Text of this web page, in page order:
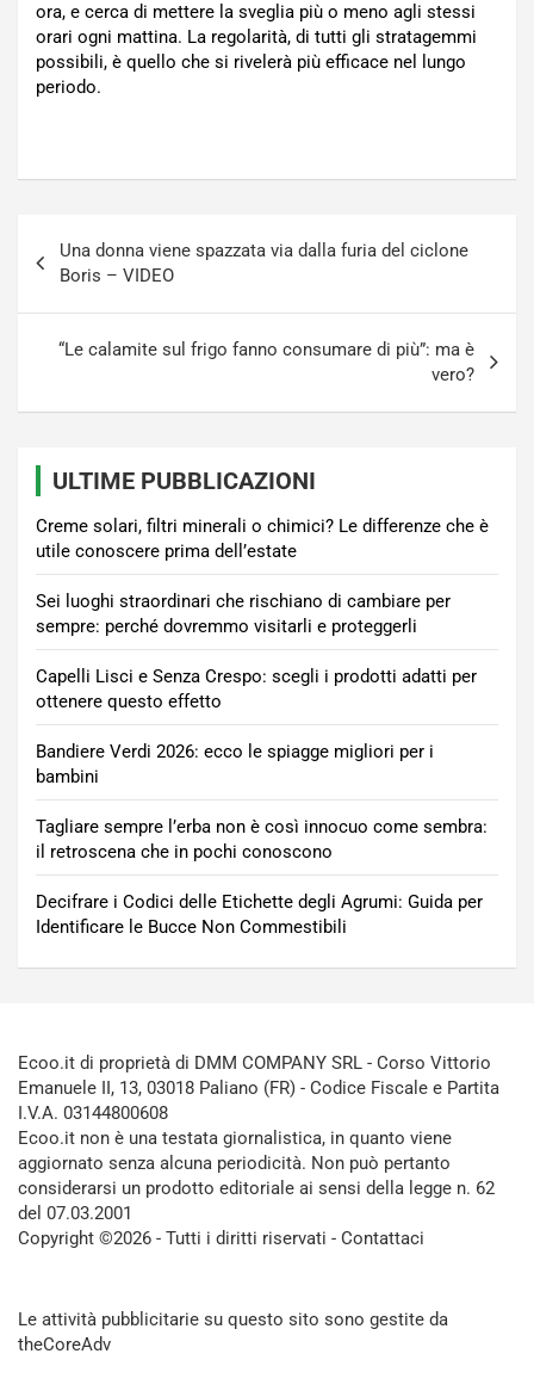
ora, e cerca di mettere la sveglia più o meno agli stessi
orari ogni mattina. La regolarità, di tutti gli stratagemmi
possibili, è quello che si rivelerà più efficace nel lungo
periodo.
articoli
Una donna viene spazzata via dalla furia del ciclone
Boris – VIDEO
“Le calamite sul frigo fanno consumare di più”: ma è
vero?
ULTIME PUBBLICAZIONI
Creme solari, filtri minerali o chimici? Le differenze che è
utile conoscere prima dell’estate
Sei luoghi straordinari che rischiano di cambiare per
sempre: perché dovremmo visitarli e proteggerli
Capelli Lisci e Senza Crespo: scegli i prodotti adatti per
ottenere questo effetto
Bandiere Verdi 2026: ecco le spiagge migliori per i
bambini
Tagliare sempre l’erba non è così innocuo come sembra:
il retroscena che in pochi conoscono
Decifrare i Codici delle Etichette degli Agrumi: Guida per
Identificare le Bucce Non Commestibili
Ecoo.it di proprietà di DMM COMPANY SRL - Corso Vittorio
Emanuele II, 13, 03018 Paliano (FR) - Codice Fiscale e Partita
I.V.A. 03144800608
Ecoo.it non è una testata giornalistica, in quanto viene
aggiornato senza alcuna periodicità. Non può pertanto
considerarsi un prodotto editoriale ai sensi della legge n. 62
del 07.03.2001
Copyright ©2026 - Tutti i diritti riservati - Contattaci
Le attività pubblicitarie su questo sito sono gestite da
theCoreAdv